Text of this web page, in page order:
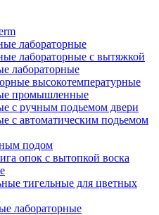
лабораторные
лабораторные с вытяжкой
лабораторные
высокотемпературные
промышленные
с ручным подьемом двери
с автоматическим подьемом
подом
опок с вытопкой воска
тигельные для цветных
лабораторные